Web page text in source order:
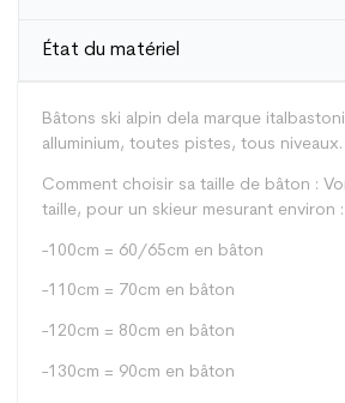
État du matériel
Bâtons ski alpin dela marque
alluminium, toutes pistes, tous niveaux.
Comment choisir sa taille de bâton :
taille, pour un skieur mesurant environ :
-100cm = 60/65cm en bâton
-110cm = 70cm en bâton
-120cm = 80cm en bâton
-130cm = 90cm en bâton